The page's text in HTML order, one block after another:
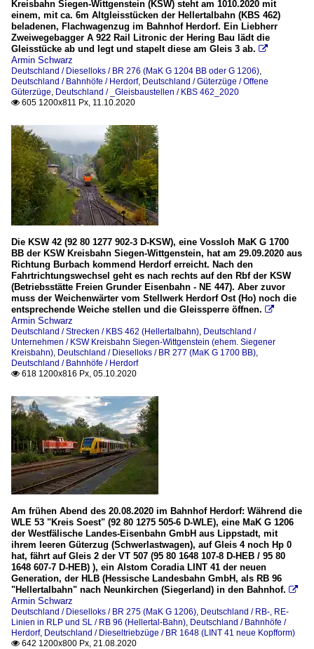
Kreisbahn Siegen-Wittgenstein (KSW) steht am 1010.2020 mit
einem, mit ca. 6m Altgleisstücken der Hellertalbahn (KBS 462)
beladenen, Flachwagenzug im Bahnhof Herdorf. Ein Liebherr
Zweiwegebagger A 922 Rail Litronic der Hering Bau lädt die
Gleisstücke ab und legt und stapelt diese am Gleis 3 ab. 
Armin Schwarz
Deutschland / Dieselloks / BR 276 (MaK G 1204 BB oder G 1206),
Deutschland / Bahnhöfe / Herdorf, Deutschland / Güterzüge / Offene
Güterzüge, Deutschland / _Gleisbaustellen / KBS 462_2020
 605 1200x811 Px, 11.10.2020
Die KSW 42 (92 80 1277 902-3 D-KSW), eine Vossloh MaK G 1700
BB der KSW Kreisbahn Siegen-Wittgenstein, hat am 29.09.2020 aus
Richtung Burbach kommend Herdorf erreicht. Nach den
Fahrtrichtungswechsel geht es nach rechts auf den Rbf der KSW
(Betriebsstätte Freien Grunder Eisenbahn - NE 447). Aber zuvor
muss der Weichenwärter vom Stellwerk Herdorf Ost (Ho) noch die
entsprechende Weiche stellen und die Gleissperre öffnen. 
Armin Schwarz
Deutschland / Strecken / KBS 462 (Hellertalbahn), Deutschland /
Unternehmen / KSW Kreisbahn Siegen-Wittgenstein (ehem. Siegener
Kreisbahn), Deutschland / Dieselloks / BR 277 (MaK G 1700 BB),
Deutschland / Bahnhöfe / Herdorf
 618 1200x816 Px, 05.10.2020
Am frühen Abend des 20.08.2020 im Bahnhof Herdorf: Während die
WLE 53 "Kreis Soest" (92 80 1275 505-6 D-WLE), eine MaK G 1206
der Westfälische Landes-Eisenbahn GmbH aus Lippstadt, mit
ihrem leeren Güterzug (Schwerlastwagen), auf Gleis 4 noch Hp 0
hat, fährt auf Gleis 2 der VT 507 (95 80 1648 107-8 D-HEB / 95 80
1648 607-7 D-HEB) ), ein Alstom Coradia LINT 41 der neuen
Generation, der HLB (Hessische Landesbahn GmbH, als RB 96
"Hellertalbahn" nach Neunkirchen (Siegerland) in den Bahnhof. 
Armin Schwarz
Deutschland / Dieselloks / BR 275 (MaK G 1206), Deutschland / RB-, RE-
Linien in RLP und SL / RB 96 (Hellertal-Bahn), Deutschland / Bahnhöfe /
Herdorf, Deutschland / Dieseltriebzüge / BR 1648 (LINT 41 neue Kopfform)
 642 1200x800 Px, 21.08.2020